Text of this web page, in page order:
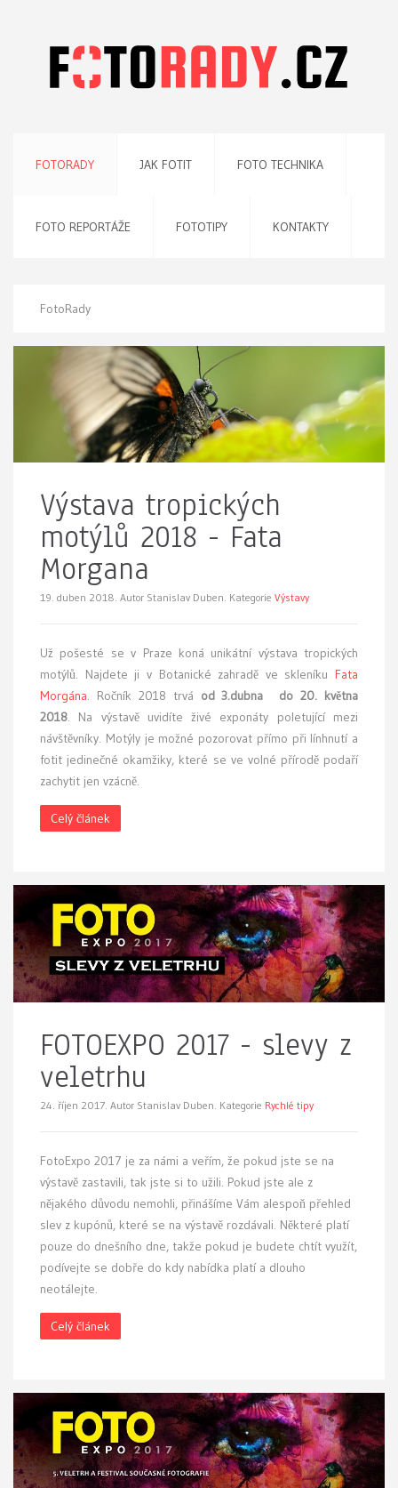
FOTORADY JAK FOTIT FOTO TECHNIKA
FOTO REPORTÁŽE FOTOTIPY KONTAKTY
FotoRady
Výstava tropických
motýlů 2018 - Fata
Morgana
19. duben 2018. Autor Stanislav Duben. Kategorie Výstavy
Už pošesté se v Praze koná unikátní výstava tropických
motýlů. Najdete ji v Botanické zahradě ve skleníku Fata
Morgána. Ročník 2018 trvá od 3.dubna do 20. května
2018. Na výstavě uvidíte živé exponáty poletující mezi
návštěvníky. Motýly je možné pozorovat přímo při línhnutí a
fotit jedinečné okamžiky, které se ve volné přírodě podaří
zachytit jen vzácně.
Celý článek
FOTOEXPO 2017 - slevy z
veletrhu
24. říjen 2017. Autor Stanislav Duben. Kategorie Rychlé tipy
FotoExpo 2017 je za námi a veřím, že pokud jste se na
výstavě zastavili, tak jste si to užili. Pokud jste ale z
nějakého důvodu nemohli, přinášíme Vám alespoň přehled
slev z kupónů, které se na výstavě rozdávali. Některé platí
pouze do dnešního dne, takže pokud je budete chtít využít,
podívejte se dobře do kdy nabídka platí a dlouho
neotálejte.
Celý článek